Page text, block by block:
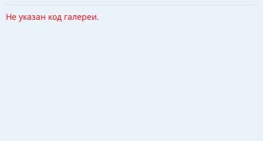
Не указан код галереи.